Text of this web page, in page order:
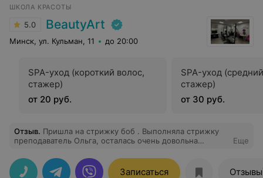
ШКОЛА КРАСОТЫ
5.0 BeautyArt
Минск, ул. Кульман, 11 до 20:00
SPA-уход (короткий волос,
стажер)
от 20 руб.
SPA-уход
стажер)
от 30 руб.
Отзыв. Пришла на стрижку боб . Выполняла стрижку
преподаватель Ольга, осталась очень довольна
локоны Рекомендую
Еще
Записаться Отзывы